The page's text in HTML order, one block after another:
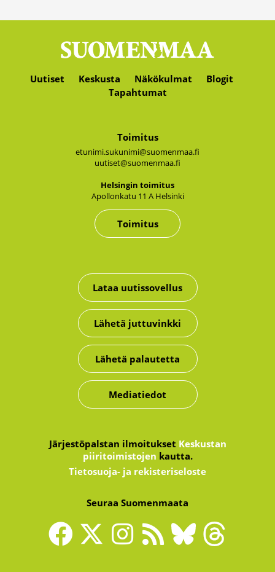
Uutiset Keskusta Näkökulmat
Blogit
Tapahtumat
Toimitus
etunimi.sukunimi@suomenmaa.fi
uutiset@suomenmaa.fi
Hel­sin­gin toi­mi­tus
Apol­lon­ka­tu 11 A Hel­sin­ki
Toimitus
Lataa uutissovellus
Lähetä juttuvinkki
Lähetä palautetta
Mediatiedot
Järjestöpalstan ilmoitukset Keskustan
piiritoimistojen kautta.
Tietosuoja- ja rekisteriseloste
Seuraa Suomenmaata